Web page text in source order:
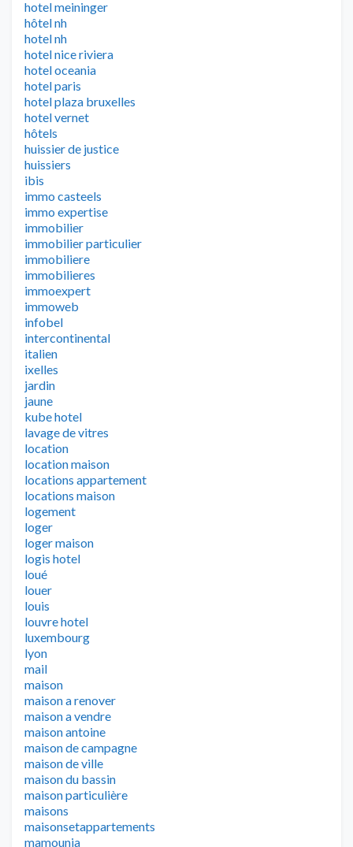
hotel meininger
hôtel nh
hotel nh
hotel nice riviera
hotel oceania
hotel paris
hotel plaza bruxelles
hotel vernet
hôtels
huissier de justice
huissiers
ibis
immo casteels
immo expertise
immobilier
immobilier particulier
immobiliere
immobilieres
immoexpert
immoweb
infobel
intercontinental
italien
ixelles
jardin
jaune
kube hotel
lavage de vitres
location
location maison
locations appartement
locations maison
logement
loger
loger maison
logis hotel
loué
louer
louis
louvre hotel
luxembourg
lyon
mail
maison
maison a renover
maison a vendre
maison antoine
maison de campagne
maison de ville
maison du bassin
maison particulière
maisons
maisonsetappartements
mamounia